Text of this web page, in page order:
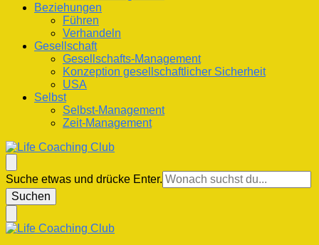
Beziehungen
Führen
Verhandeln
Gesellschaft
Gesellschafts-Management
Konzeption gesellschaftlicher Sicherheit
USA
Selbst
Selbst-Management
Zeit-Management
Life Coaching Club
Für Deine Lebenskompetenz
Suchst
du
nach
Suche etwas und drücke Enter.